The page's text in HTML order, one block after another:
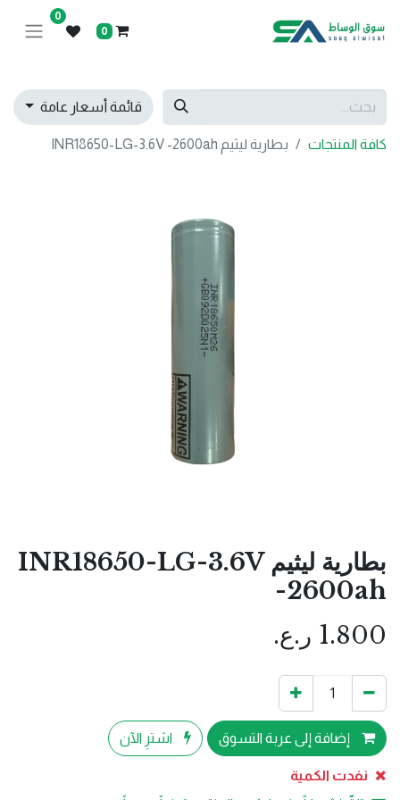
0
0
قائمة أسعار عامة
كافة المنتجات بطارية ليثيم INR18650-LG-3.6V -2600ah
بطارية ليثيم INR18650-LG-3.6V
-2600ah
1.800 ر.ع.
إضافة إلى عربة التسوق اشترِ الآن
نفدت الكمية